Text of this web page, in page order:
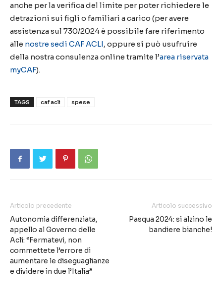
anche per la verifica del limite per poter richiedere le
detrazioni sui figli o familiari a carico (per avere
assistenza sul 730/2024 è possibile fare riferimento
alle nostre sedi CAF ACLI, oppure si può usufruire
della nostra consulenza online tramite l’area riservata
myCAF).
TAGS caf acli spese
Articolo precedente
Autonomia differenziata,
appello al Governo delle
Acli: “Fermatevi, non
commettete l’errore di
aumentare le diseguaglianze
e dividere in due l’Italia”
Articolo successivo
Pasqua 2024: si alzino le
bandiere bianche!